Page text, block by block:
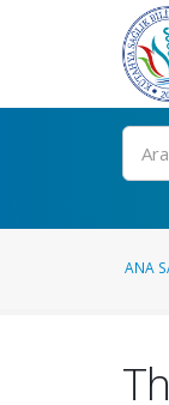
Ara
ANA